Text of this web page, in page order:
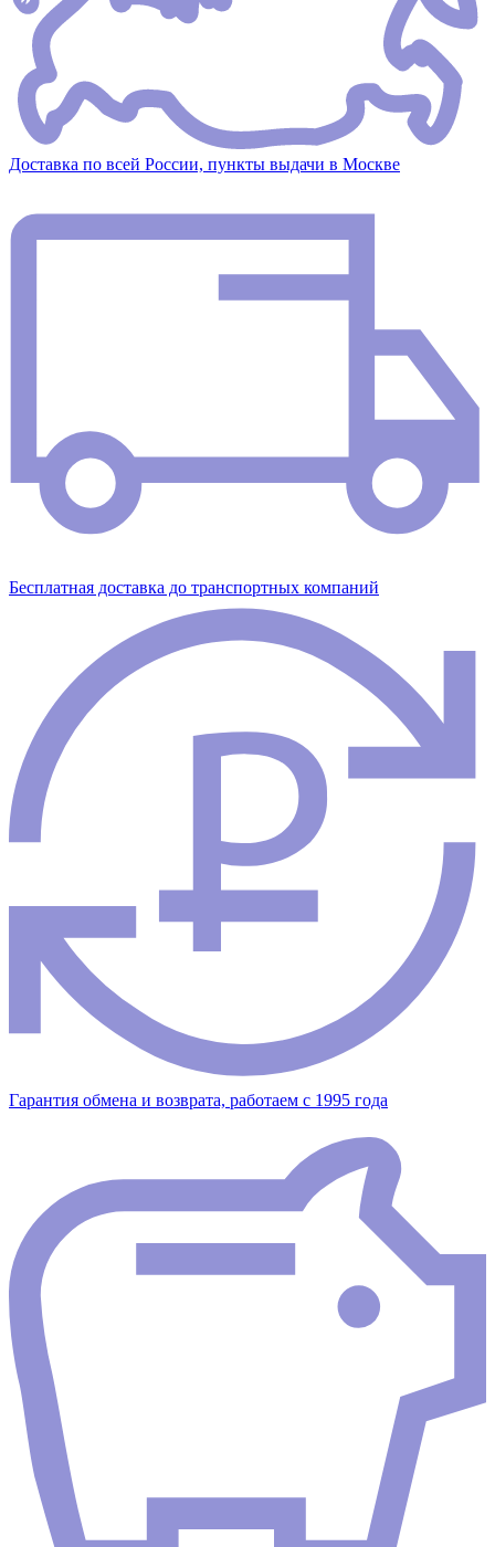
Доставка по всей России, пункты выдачи в Москве
Бесплатная доставка до транспортных компаний
Гарантия обмена и возврата, работаем с 1995 года